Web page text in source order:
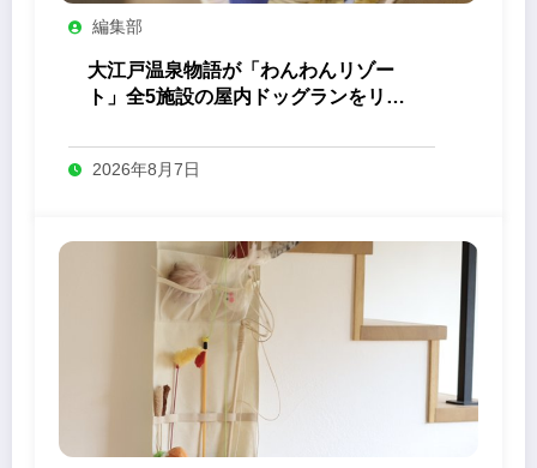
編集部
大江戸温泉物語が「わんわんリゾー
ト」全5施設の屋内ドッグランをリニ
2026年8月7日